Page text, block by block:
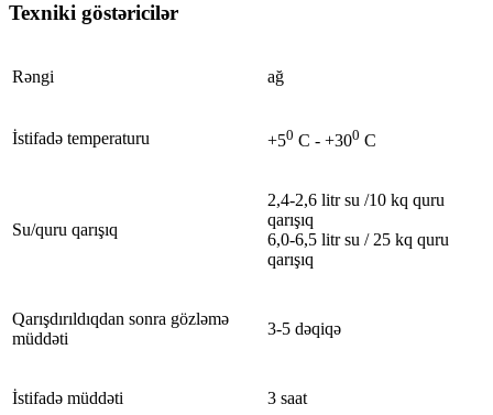
Texniki göstəricilər
Rəngi ağ
İstifadə temperaturu +50 C - +300 C
Su/quru qarışıq
2,4-2,6 litr su /10 kq quru
qarışıq
6,0-6,5 litr su / 25 kq quru
qarışıq
Qarışdırıldıqdan sonra gözləmə
müddəti
3-5 dəqiqə
İstifadə müddəti 3 saat